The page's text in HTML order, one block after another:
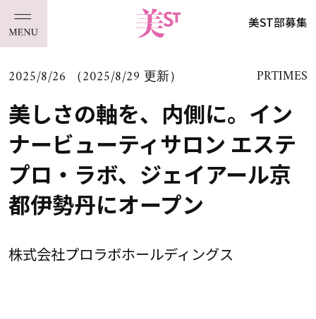
美ST部募集
2025/8/26 （2025/8/29 更新） PRTIMES
美しさの軸を、内側に。イン
ナービューティサロン エステ
プロ・ラボ、ジェイアール京
都伊勢丹にオープン
株式会社プロラボホールディングス